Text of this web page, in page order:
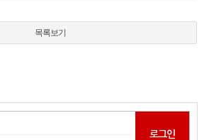
목록보기